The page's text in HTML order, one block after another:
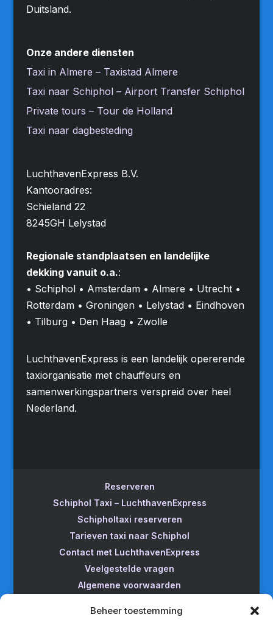
Beheer toestemming
Duitsland.
Onze andere diensten
Taxi in Almere – Taxistad Almere
Taxi naar Schiphol – Airport Transfer Schiphol
Private tours – Tour de Holland
Taxi naar dagbesteding
LuchthavenExpress B.V.
Kantooradres:
Schieland 22
8245GH Lelystad
Regionale standplaatsen en landelijke
dekking vanuit o.a.:
• Schiphol • Amsterdam • Almere • Utrecht •
Rotterdam • Groningen • Lelystad • Eindhoven
• Tilburg • Den Haag • Zwolle
LuchthavenExpress is een landelijk opererende
taxiorganisatie met chauffeurs en
samenwerkingspartners verspreid over heel
Nederland.
Reserveren
Schiphol Taxi – LuchthavenExpress
Schipholtaxi reserveren
Tarieven taxi naar Schiphol
Contact met LuchthavenExpress
Veelgestelde vragen
Algemene voorwaarden